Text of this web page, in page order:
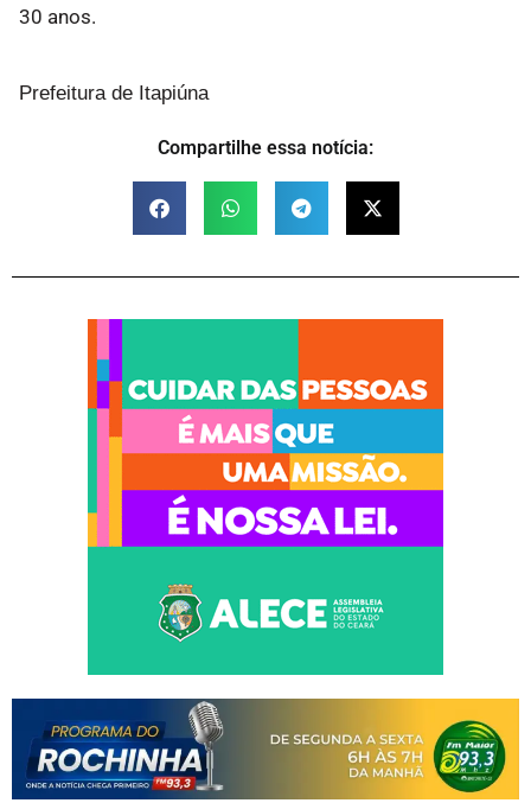
30 anos.
Prefeitura de Itapiúna
Compartilhe essa notícia: